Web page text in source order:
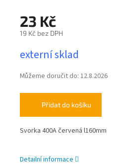
23 Kč
19 Kč bez DPH
cena:
externí sklad
Můžeme doručit do: 12.8.2026
Přidat do košíku
Svorka 400A červená l160mm
Detailní informace